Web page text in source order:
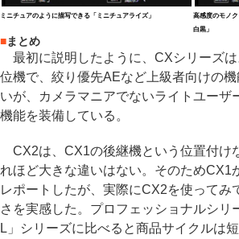
ミニチュアのように描写できる「ミニチュアライズ」
高感度のモノ
白黒」
■まとめ
最初に説明したように、CXシリーズは
位機で、絞り優先AEなど上級者向けの
いが、カメラマニアでないライトユーザ
機能を装備している。
CX2は、CX1の後継機という位置付け
れほど大きな違いはない。そのためCX1
レポートしたが、実際にCX2を使ってみ
さを実感した。プロフェッショナルシリ
L」シリーズに比べると商品サイクルは